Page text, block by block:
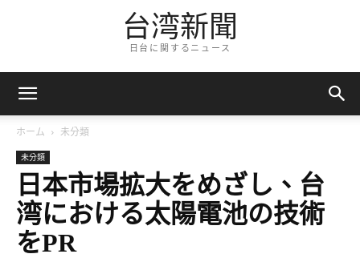
台湾新聞
日台に関するニュース
ホーム 未分類
未分類
日本市場拡大をめざし、台
湾における太陽電池の技術
をPR